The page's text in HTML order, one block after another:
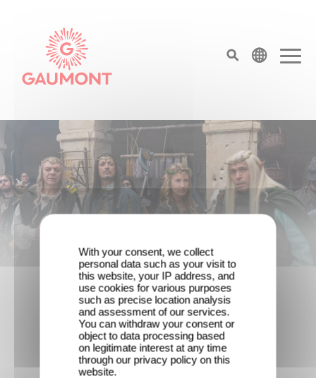
top menu
Homepage
Game Master : Éric Judor’s new
comedy
With your consent, we collect
personal data such as your visit to
this website, your IP address, and
use cookies for various purposes
such as precise location analysis
and assessment of our services.
You can withdraw your consent or
object to data processing based
on legitimate interest at any time
through our privacy policy on this
website.